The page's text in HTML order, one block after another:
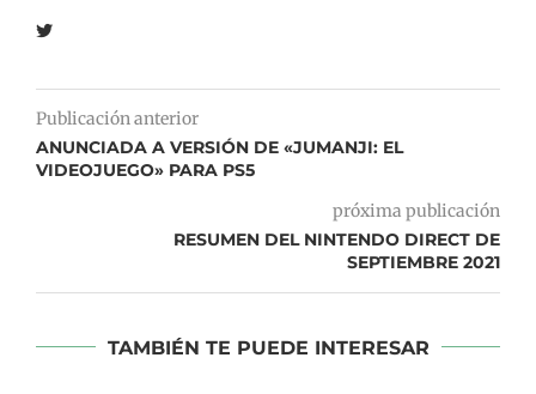
Publicación anterior
ANUNCIADA A VERSIÓN DE «JUMANJI: EL
VIDEOJUEGO» PARA PS5
próxima publicación
RESUMEN DEL NINTENDO DIRECT DE
SEPTIEMBRE 2021
TAMBIÉN TE PUEDE INTERESAR